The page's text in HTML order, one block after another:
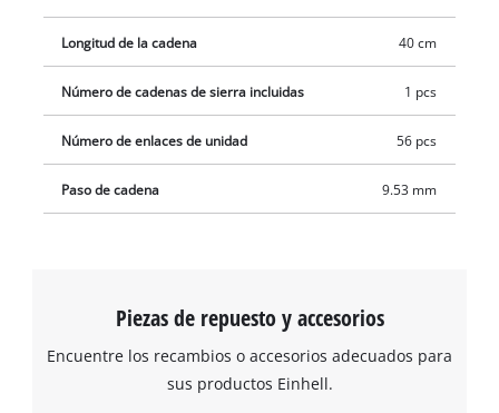
Longitud de la cadena 40 cm
Número de cadenas de sierra incluidas 1 pcs
Número de enlaces de unidad 56 pcs
Paso de cadena 9.53 mm
Piezas de repuesto y accesorios
Encuentre los recambios o accesorios adecuados para
sus productos Einhell.